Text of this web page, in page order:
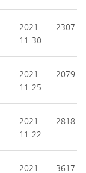
2021-
11-30
2307
2021-
11-25
2079
2021-
11-22
2818
2021-
3617